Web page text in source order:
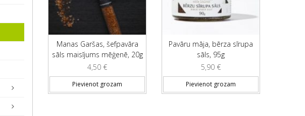
Manas Garšas, šefpavāra
sāls maisījums mēģenē, 20g
4,50 €
Pievienot grozam
Pavāru māja, bērza sīrupa
sāls, 95g
5,90 €
Pievienot grozam